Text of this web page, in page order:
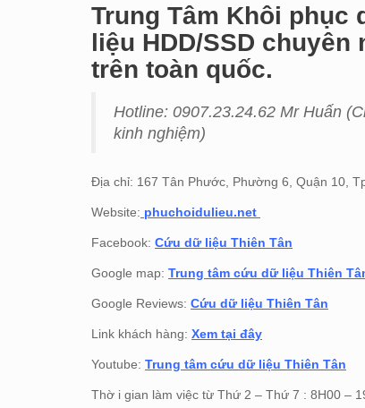
Trung Tâm Khôi
liệu HDD/SSD
trên toàn quốc.
Hotline: 0907.23.24.62 Mr Huấn (
kinh nghiệm)
Địa chỉ: 167 Tân Phước, Phường 6, Quận 10,
Website: phuchoidulieu.net
Facebook: Cứu dữ liệu Thiên Tân
Google map: Trung tâm cứu dữ liệu Thiên
Google Reviews: Cứu dữ liệu Thiên Tân
Link khách hàng: Xem tại đây
Youtube: Trung tâm cứu dữ liệu Thiên Tân
Thờ i gian làm việc từ Thứ 2 – Thứ 7 : 8H00 –